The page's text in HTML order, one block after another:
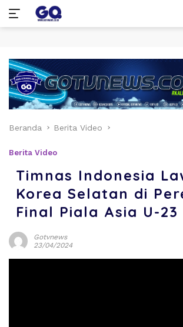
konten
Beranda Berita Video
Berita Video
Timnas Indonesia
Korea Selatan di
Final Piala Asia U-23
Gotvnews
23/04/2024